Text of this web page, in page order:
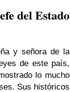
del Estado
y señora de la
de este país,
lo mucho
Sus históricos